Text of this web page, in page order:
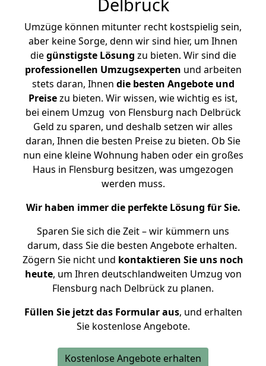
Umzüge können mitunter recht kostspielig sein,
aber keine Sorge, denn wir sind hier, um Ihnen
diegünstigste Lösung zu bieten. Wir sind die
professionellen Umzugsexperten und arbeiten
stets daran, Ihnen die besten Angebote und
Preisezu bieten. Wir wissen, wie wichtig es ist,
bei einem Umzug von Flensburg nach Delbrück
Geld zu sparen, und deshalb setzen wir alles
daran, Ihnen die besten Preise zu bieten. Ob Sie
nun eine kleine Wohnung haben oder ein großes
Haus in Flensburg besitzen, was umgezogen
werden muss.
Wir haben immer die perfekte Lösung für Sie.
Sparen Sie sich die Zeit – wir kümmern uns
darum, dass Sie die besten Angebote erhalten.
Zögern Sie nicht und kontaktieren Sie uns noch
heute, um Ihren deutschlandweiten Umzug von
Flensburg nach Delbrück zu planen.
Füllen Sie jetzt das Formular aus, und erhalten
Sie kostenlose Angebote.
Kostenlose Angebote erhalten